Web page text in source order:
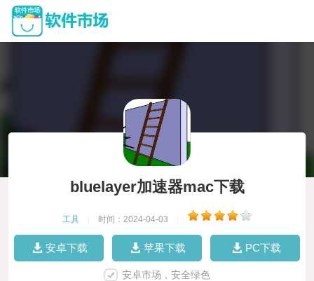
bluelayer加速器mac下载
工具 时间：2024-04-03
安卓下载 苹果下载 PC下载
安卓市场，安全绿色